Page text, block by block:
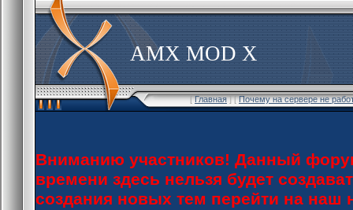
AMX MOD X
[Главная] [Почему на сервере не
Вниманию участников! Данный
времени здесь нельзя будет
создания новых тем перейти на